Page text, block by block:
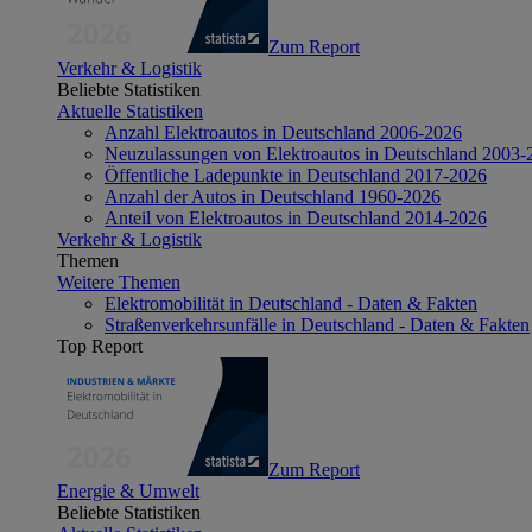
Zum Report
Verkehr & Logistik
Beliebte Statistiken
Aktuelle Statistiken
Anzahl Elektroautos in Deutschland 2006-2026
Neuzulassungen von Elektroautos in Deutschland 2003-
Öffentliche Ladepunkte in Deutschland 2017-2026
Anzahl der Autos in Deutschland 1960-2026
Anteil von Elektroautos in Deutschland 2014-2026
Verkehr & Logistik
Themen
Weitere Themen
Elektromobilität in Deutschland - Daten & Fakten
Straßenverkehrsunfälle in Deutschland - Daten & Fakten
Top Report
Zum Report
Energie & Umwelt
Beliebte Statistiken